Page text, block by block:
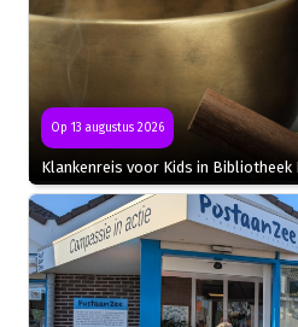
Op 13 augustus 2026
Klankenreis voor Kids in